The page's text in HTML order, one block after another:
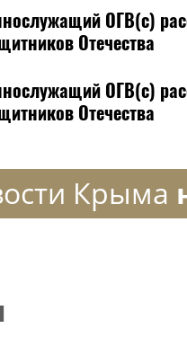
ОГВ(с)
Отечества
ОГВ(с)
Отечества
Крыма